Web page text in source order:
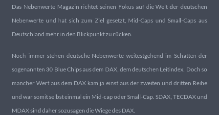
Das Nebenwerte Magazin richtet seinen Fokus auf die Welt der deutschen
Nebenwerte und hat sich zum Ziel gesetzt, Mid-Caps und Small-Caps aus
Deutschland mehr in den Blickpunkt zu rücken.
Noch immer stehen deutsche Nebenwerte weitestgehend im Schatten der
sogenannten 30 Blue Chips aus dem DAX, dem deutschen Leitindex. Doch so
mancher Wert aus dem DAX kam ja einst aus der zweiten und dritten Reihe
und war somit selbst einmal ein Mid-cap oder Small-Cap. SDAX, TECDAX und
MDAX sind daher sozusagen die Wiege des DAX.